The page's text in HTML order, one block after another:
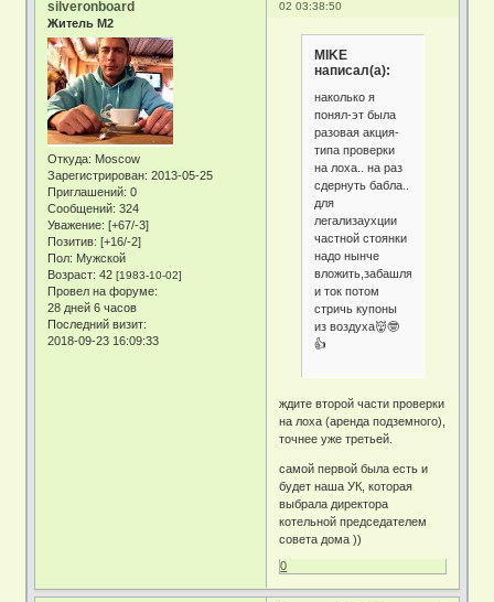
02 03:38:50
silveronboard
Житель М2
Откуда: Moscow
Зарегистрирован: 2013-05-25
Приглашений: 0
Сообщений: 324
Уважение: [+67/-3]
Позитив: [+16/-2]
Пол: Мужской
Возраст: 42[1983-10-02]
Провел на форуме:
28 дней 6 часов
Последний визит:
2018-09-23 16:09:33
MIKE
написал(а):
наколько я
понял-эт была
разовая акция-
типа проверки
на лоха.. на раз
сдернуть бабла..
для
легализаухции
частной стоянки
надо нынче
вложить,забашлять
и ток потом
стричь купоны
из воздуха👹🤓
👍
ждите второй части проверки
на лоха (аренда подземного),
точнее уже третьей.
самой первой была есть и
будет наша УК, которая
выбрала директора
котельной председателем
совета дома ))
0